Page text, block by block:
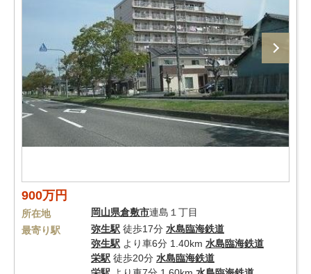
900万円
所在地 岡山県倉敷市連島１丁目
最寄り駅
弥生駅 徒歩17分 水島臨海鉄道
弥生駅 より車6分 1.40km 水島臨海鉄道
栄駅 徒歩20分 水島臨海鉄道